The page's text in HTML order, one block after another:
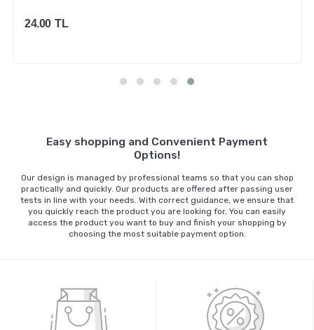
24.00 TL
Easy shopping and Convenient Payment
Options!
Our design is managed by professional teams so that you can shop
practically and quickly. Our products are offered after passing user
tests in line with your needs. With correct guidance, we ensure that
you quickly reach the product you are looking for. You can easily
access the product you want to buy and finish your shopping by
choosing the most suitable payment option.